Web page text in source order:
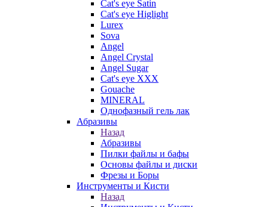
Cat's eye Satin
Cat's eye Higlight
Lurex
Sova
Angel
Angel Crystal
Angel Sugar
Cat's eye XXX
Gouache
MINERAL
Однофазный гель лак
Абразивы
Назад
Абразивы
Пилки файлы и бафы
Основы файлы и диски
Фрезы и Боры
Инструменты и Кисти
Назад